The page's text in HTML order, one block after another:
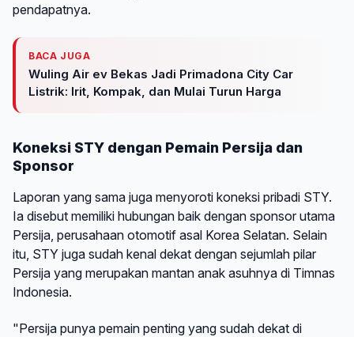
pendapatnya.
BACA JUGA
Wuling Air ev Bekas Jadi Primadona City Car
Listrik: Irit, Kompak, dan Mulai Turun Harga
Koneksi STY dengan Pemain Persija dan
Sponsor
Laporan yang sama juga menyoroti koneksi pribadi STY.
Ia disebut memiliki hubungan baik dengan sponsor utama
Persija, perusahaan otomotif asal Korea Selatan. Selain
itu, STY juga sudah kenal dekat dengan sejumlah pilar
Persija yang merupakan mantan anak asuhnya di Timnas
Indonesia.
"Persija punya pemain penting yang sudah dekat di